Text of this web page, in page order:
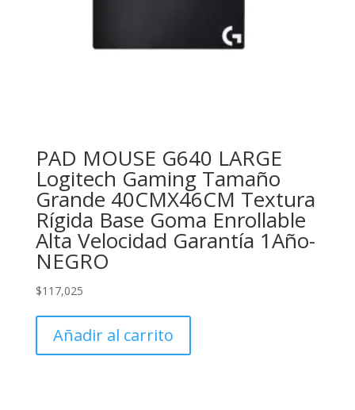
PAD MOUSE G640 LARGE
Logitech Gaming Tamaño
Grande 40CMX46CM Textura
Rígida Base Goma Enrollable
Alta Velocidad Garantía 1Año-
NEGRO
$117,025
Añadir al carrito